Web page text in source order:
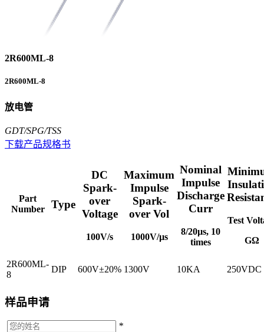
2R600ML-8
2R600ML-8
放电管
GDT/SPG/TSS
下载产品规格书
Part
Number
Type
DC
Spark-
over
Voltage
100V/s
Maximum
Impulse
Spark-
over Vol
1000V/µs
Nominal
Impulse
Discharge
Curr
8/20µs, 10
times
Test
GΩ
2R600ML-
8
DIP 600V±20% 1300V 10KA 250VDC
样品申请
*